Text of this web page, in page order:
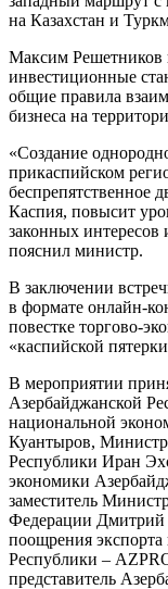
на Казахстан и
Максим Решетников
инвестиционные
общие правила
бизнеса на
«Создание
прикаспийском
беспрепятственное
Каспия, повысит
законных интересов
пояснил министр.
В заключении
в формате онлайн-
повестке торгово-
«каспийской
В мероприятии
Азербайджанской
национальной
Куантыров,
Республики Иран
экономики
заместитель
Федерации Дмитрий
поощрения
Республики –
представитель